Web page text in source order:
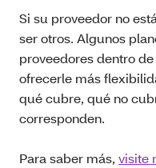
Si su proveedor no
ser otros. Algunos
proveedores dentro
ofrecerle más
qué cubre, qué no
corresponden.
Para saber más, visite